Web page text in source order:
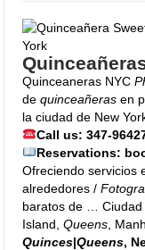
Quinceaneras NYC
dequinceañeras en
la ciudad de New
Call us: 347-
Reservations:
Ofreciendo servicios
alrededores /
baratos de … Ciudad
Island,Queens ,
Quinces|Queens,